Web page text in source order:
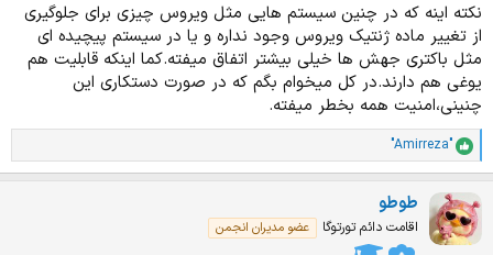
نکته اینه که در چنین سیستم هایی مثل ویروس چیزی برای جلوگیری
از تغییر ماده ژنتیک ویروس وجود نداره و یا در سیستم پیچیده ای
مثل باکتری جهش ها خیلی بیشتر اتفاق میفته.کما اینکه قابلیت هم
یوغی هم دارند.در کل میخوام بگم که در صورت دستکاری این
چنینی،امنیت همه بخطر میفته.
ا
م
ی
ا
ز
"Amirreza"
طوطو
اقامت دائم تورتوگا عضو مدیران انجمن